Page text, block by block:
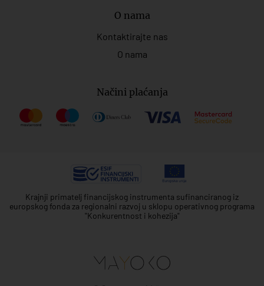
O nama
Kontaktirajte nas
O nama
Načini plaćanja
Krajnji primatelj financijskog instrumenta sufinanciranog iz
europskog fonda za regionalni razvoj u sklopu operativnog programa
"Konkurentnost i kohezija"